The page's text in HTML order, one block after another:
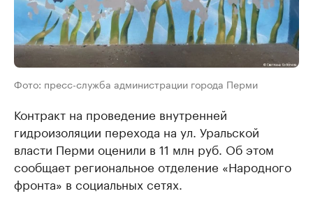
Фото: пресс-служба администрации города Перми
Контракт на проведение внутренней
гидроизоляции перехода на ул. Уральской
власти Перми оценили в 11 млн руб. Об этом
сообщает региональное отделение «Народного
фронта» в социальных сетях.